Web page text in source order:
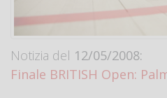
Notizia del 12/05/2008:
Finale BRITISH Open: